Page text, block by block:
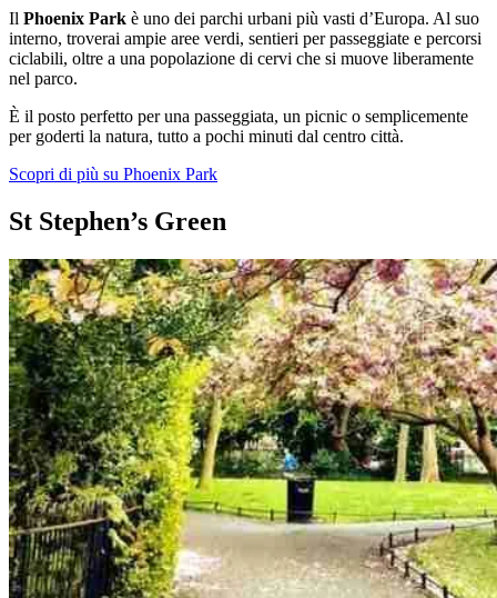
Il Phoenix Park è uno dei parchi urbani più vasti d’Europa. Al suo
interno, troverai ampie aree verdi, sentieri per passeggiate e percorsi
ciclabili, oltre a una popolazione di cervi che si muove liberamente
nel parco.
È il posto perfetto per una passeggiata, un picnic o semplicemente
per goderti la natura, tutto a pochi minuti dal centro città.
Scopri di più su Phoenix Park
St Stephen’s Green